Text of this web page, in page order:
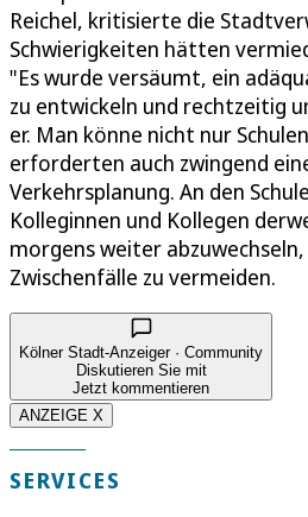
Reichel, kritisierte die
Schwierigkeiten hätten
"Es wurde versäumt, ein
zu entwickeln und rechtzeitig
er. Man könne nicht nur
erforderten auch zwingend
Verkehrsplanung. An den
Kolleginnen und Kollegen
morgens weiter
Zwischenfälle zu vermeiden.
Kölner Stadt-Anzeiger · Community
Diskutieren Sie mit
Jetzt kommentieren
ANZEIGE X
SERVICES